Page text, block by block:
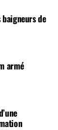
de
armé